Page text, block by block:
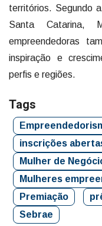
territórios. Segundo
Santa Catarina,
empreendedoras
inspiração e
perfis e regiões.
Tags
inscrições
Mulher de
Mulheres
Premiação
Sebrae